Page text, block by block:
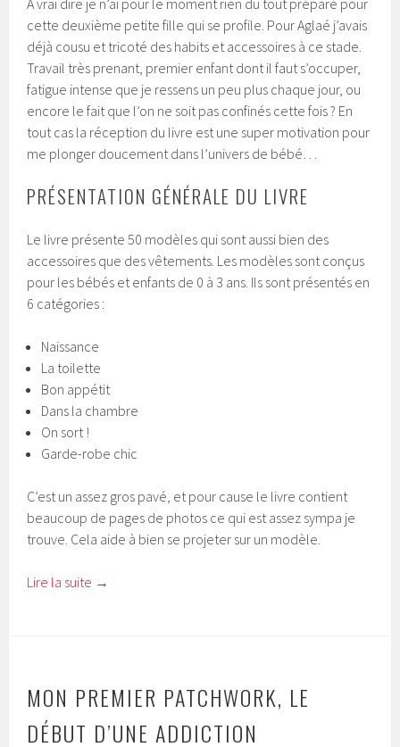
A vrai dire je n’ai pour le moment rien du tout préparé pour
cette deuxième petite fille qui se profile. Pour Aglaé j’avais
déjà cousu et tricoté des habits et accessoires à ce stade.
Travail très prenant, premier enfant dont il faut s’occuper,
fatigue intense que je ressens un peu plus chaque jour, ou
encore le fait que l’on ne soit pas confinés cette fois ? En
tout cas la réception du livre est une super motivation pour
me plonger doucement dans l’univers de bébé…
PRÉSENTATION GÉNÉRALE DU LIVRE
Le livre présente 50 modèles qui sont aussi bien des
accessoires que des vêtements. Les modèles sont conçus
pour les bébés et enfants de 0 à 3 ans. Ils sont présentés en
6 catégories :
Naissance
La toilette
Bon appétit
Dans la chambre
On sort !
Garde-robe chic
C’est un assez gros pavé, et pour cause le livre contient
beaucoup de pages de photos ce qui est assez sympa je
trouve. Cela aide à bien se projeter sur un modèle.
Lire la suite →
MON PREMIER PATCHWORK, LE
DÉBUT D’UNE ADDICTION